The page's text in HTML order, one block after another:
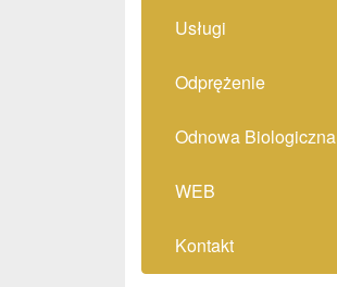
Usługi
Odprężenie
Odnowa Biologiczna
WEB
Kontakt